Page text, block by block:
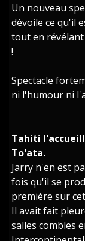
Un nouveau
dévoile ce qu'il
tout en
!
Spectacle
ni l'humour ni
Tahiti
To'ata.
Jarry n'en est
fois qu'il se
première sur
Il avait fait
salles combles